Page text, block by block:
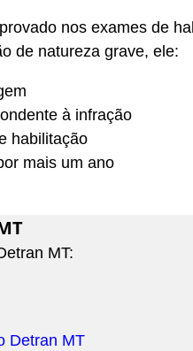
nos exames de
de natureza grave, ele:
à infração
habilitação
mais um ano
MT:
Detran MT